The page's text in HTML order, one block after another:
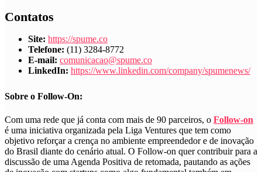
Contatos
Site: https://spume.co
Telefone: (11) 3284-8772
E-mail: comunicacao@spume.co
LinkedIn: https://www.linkedin.com/company/spumenews/
Sobre o Follow-On:
Com uma rede que já conta com mais de 90 parceiros, o Follow-on
é uma iniciativa organizada pela Liga Ventures que tem como
objetivo reforçar a crença no ambiente empreendedor e de inovação
do Brasil diante do cenário atual. O Follow-on quer contribuir para a
discussão de uma Agenda Positiva de retomada, pautando as ações